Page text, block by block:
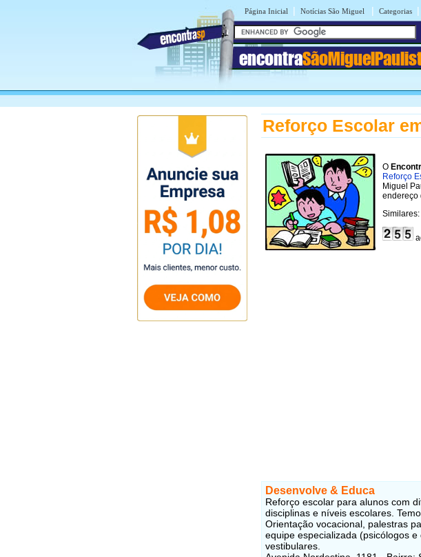
Página Inicial | Notícias São Miguel | Categorias |
encontra
Reforço Escolar
O
Reforço
Miguel
endereço
Similares:
Desenvolve & Educa
Reforço escolar para alunos com
disciplinas e níveis escolares.
Orientação vocacional, palestras
equipe especializada (psicólogos
vestibulares.